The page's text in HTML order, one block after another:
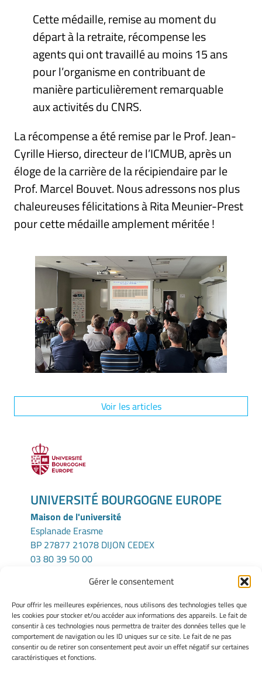
Gérer le consentement
Pour offrir les meilleures expériences, nous utilisons des technologies telles que
les cookies pour stocker et/ou accéder aux informations des appareils. Le fait de
consentir à ces technologies nous permettra de traiter des données telles que le
comportement de navigation ou les ID uniques sur ce site. Le fait de ne pas
consentir ou de retirer son consentement peut avoir un effet négatif sur certaines
caractéristiques et fonctions.
Cette médaille, remise au moment du
départ à la retraite, récompense les
agents qui ont travaillé au moins 15 ans
pour l’organisme en contribuant de
manière particulièrement remarquable
aux activités du CNRS.
La récompense a été remise par le Prof. Jean-
Cyrille Hierso, directeur de l’ICMUB, après un
éloge de la carrière de la récipiendaire par le
Prof. Marcel Bouvet. Nous adressons nos plus
chaleureuses félicitations à Rita Meunier-Prest
pour cette médaille amplement méritée !
Voir les articles
UNIVERSITÉ BOURGOGNE EUROPE
Maison de l'université
Esplanade Erasme
BP 27877 21078 DIJON CEDEX
03 80 39 50 00
ICMUB
UFR Sciences et Techniques
9 Avenue Alain Savary
21000 Dijon – France
Tel : (+33) 380 396 120